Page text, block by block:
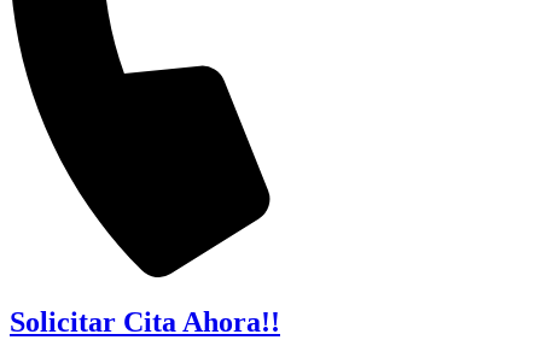
Solicitar Cita Ahora!!